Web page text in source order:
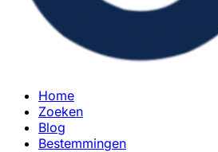
Home
Zoeken
Blog
Bestemmingen